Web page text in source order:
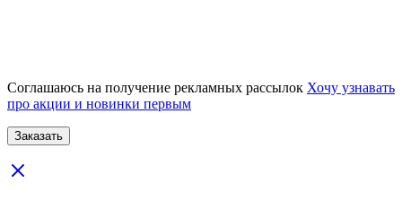
Соглашаюсь на получение рекламных рассылок Хочу узнавать
про акции и новинки первым